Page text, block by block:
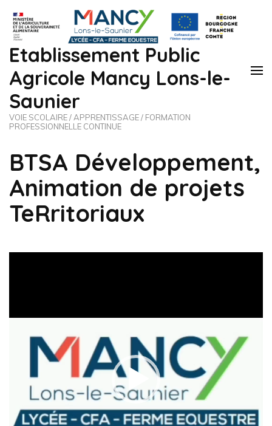
Etablissement Public
Agricole Mancy Lons-le-
Saunier
VOIE SCOLAIRE / APPRENTISSAGE / FORMATION
PROFESSIONNELLE CONTINUE
BTSA Développement,
Animation de projets
TeRritoriaux